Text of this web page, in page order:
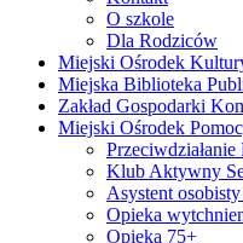
O szkole
Dla Rodziców
Miejski Ośrodek
Miejska Biblioteka
Zakład Gospodarki
Miejski Ośrodek
Klub Aktywny
Asystent
Opieka
Opieka 75+